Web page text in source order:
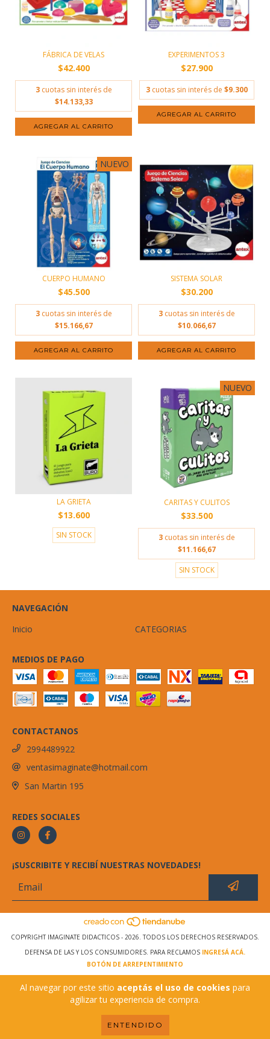
Al navegar por este sitio aceptás el uso de cookies para
agilizar tu experiencia de compra.
ENTENDIDO
FÁBRICA DE VELAS
$42.400
3 cuotas sin interés de
$14.133,33
EXPERIMENTOS 3
$27.900
3 cuotas sin interés de $9.300
NUEVO
CUERPO HUMANO
$45.500
3 cuotas sin interés de
$15.166,67
SISTEMA SOLAR
$30.200
3 cuotas sin interés de
$10.066,67
LA GRIETA
$13.600
SIN STOCK
NUEVO
CARITAS Y CULITOS
$33.500
3 cuotas sin interés de
$11.166,67
SIN STOCK
NAVEGACIÓN
Inicio
CATEGORIAS
MEDIOS DE PAGO
CONTACTANOS
2994489922
ventasimaginate@hotmail.com
San Martin 195
REDES SOCIALES
¡SUSCRIBITE Y RECIBÍ NUESTRAS NOVEDADES!
COPYRIGHT IMAGINATE DIDACTICOS - 2026. TODOS LOS DERECHOS RESERVADOS.
DEFENSA DE LAS Y LOS CONSUMIDORES. PARA RECLAMOS INGRESÁ ACÁ.
BOTÓN DE ARREPENTIMIENTO